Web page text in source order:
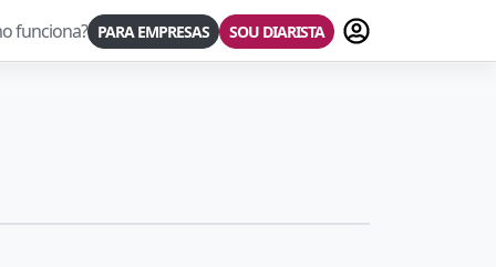
funciona? PARA EMPRESAS SOU DIARISTA Fazer login